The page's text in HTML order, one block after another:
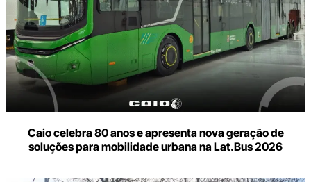
Caio celebra 80 anos e apresenta nova geração de
soluções para mobilidade urbana na Lat.Bus 2026